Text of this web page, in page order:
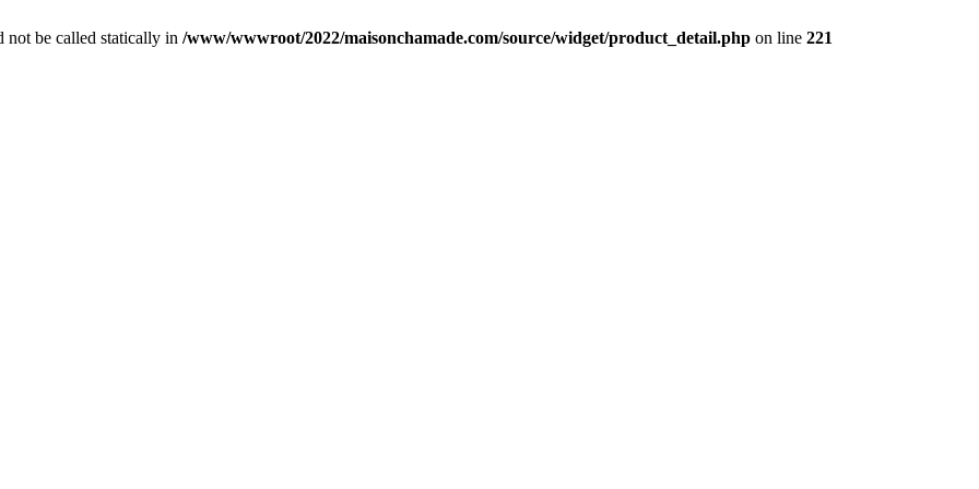
not be called statically in /www/wwwroot/2022/maisonchamade.com/source/widget/product_detail.php on line 221